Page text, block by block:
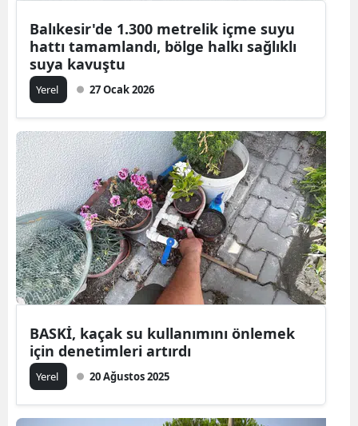
Balıkesir'de 1.300 metrelik içme suyu
hattı tamamlandı, bölge halkı sağlıklı
suya kavuştu
Yerel 27 Ocak 2026
BASKİ, kaçak su kullanımını önlemek
için denetimleri artırdı
Yerel 20 Ağustos 2025